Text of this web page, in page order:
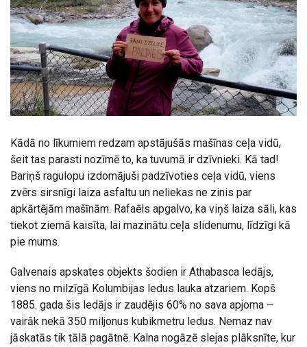
Kādā no līkumiem redzam apstājušās mašīnas ceļa vidū,
šeit tas parasti nozīmē to, ka tuvumā ir dzīvnieki. Kā tad!
Bariņš ragulopu izdomājuši padzīvoties ceļa vidū, viens
zvērs sirsnīgi laiza asfaltu un neliekas ne zinis par
apkārtējām mašīnām. Rafaēls apgalvo, ka viņš laiza sāli, kas
tiekot ziemā kaisīta, lai mazinātu ceļa slidenumu, līdzīgi kā
pie mums.
Galvenais apskates objekts šodien ir Athabasca ledājs,
viens no milzīgā Kolumbijas ledus lauka atzariem. Kopš
1885. gada šis ledājs ir zaudējis 60% no sava apjoma –
vairāk nekā 350 miljonus kubikmetru ledus. Nemaz nav
jāskatās tik tālā pagātnē. Kalna nogāzē slejas plāksnīte, kur